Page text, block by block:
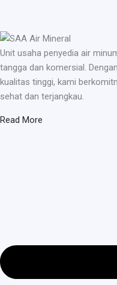
Unit usaha penyedia air
tangga dan komersial.
kualitas tinggi, kami
sehat dan terjangkau.
Read More